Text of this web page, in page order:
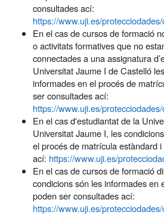
consultades ací:
https://www.uji.es/
En el cas de cursos de formació
o activitats formatives que no
connectades a una assignatura
Universitat Jaume I de Castelló
informades en el procés de
ser consultades ací:
https://www.uji.es/
En el cas d'estudiantat de la
Universitat Jaume I, les
el procés de matrícula estàndard
ací: https://www.uji.es/
En el cas de cursos de formació
condicions són les informades en
poden ser consultades ací:
https://www.uji.es/